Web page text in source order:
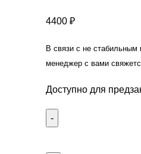
4400 ₽
В связи с не
менеджер с вами
Доступно для